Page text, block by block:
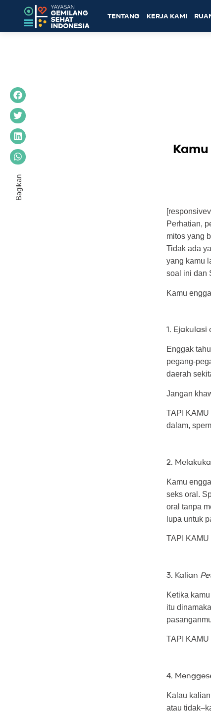
TENTANG KERJA KAMI
Perhatian,
mitos yang
Tidak ada
yang kamu
soal ini dan
Kamu
1. Ejakulasi
Enggak
pegang-
daerah
Jangan
TAPI
dalam,
2.
Kamu
seks oral.
oral tanpa
lupa untuk
TAPI
3. Kalian
Ketika
itu
TAPI
4.
Kalau
atau